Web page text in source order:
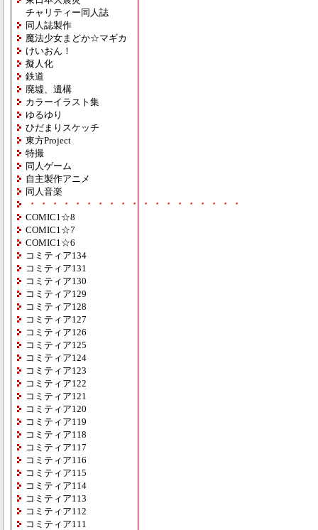
チャリティー同人誌
同人誌製作
魔法少女まどか☆マギカ
けいおん！
擬人化
鉄道
廃墟、遺構
カラーイラスト集
ゆるゆり
ひだまりスケッチ
東方Project
特撮
同人ゲーム
自主製作アニメ
同人音楽
・・・・・・・・・・・・・・・・・・・
COMIC1☆8
COMIC1☆7
COMIC1☆6
コミティア134
コミティア131
コミティア130
コミティア129
コミティア128
コミティア127
コミティア126
コミティア125
コミティア124
コミティア123
コミティア122
コミティア121
コミティア120
コミティア119
コミティア118
コミティア117
コミティア116
コミティア115
コミティア114
コミティア113
コミティア112
コミティア111